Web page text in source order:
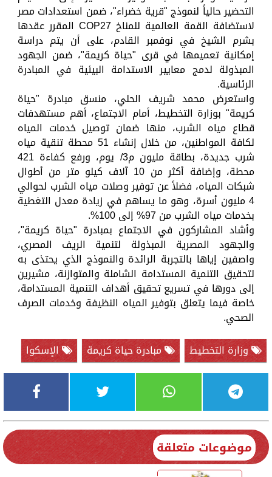
التحضير حالياً لنموذج "قرية خضراء"، ضمن استعدادات مصر
لاستضافة القمة العالمية للمناخ COP27 المقرر عقدها
بشرم الشيخ في نوفمبر القادم، على أن يتم دراسة
إمكانية تعميمها في قرى "حياة كريمة"، ضمن الجهود
المبذولة لدمج معايير الاستدامة البيئية في المبادرة
الرئاسية.
واستعرض محمد شريف الحلي، منسق مبادرة "حياة
كريمة" بوزارة التخطيط، أمام الاجتماع، أهم مستهدفات
قطاع مياه الشرب، منها ضمان توصيل خدمات المياه
لكافة المواطنين، من خلال إنشاء 51 محطة تنقية مياه
شرب جديدة، بطاقة مليون م3/ يوم، ورفع كفاءة 421
محطة، وإضافة أكثر من 10 آلاف كيلو متر من أطوال
شبكات المياه، فضلاً عن توفير وصلات مياه الشرب لحوالي
4 مليون أسرة، وهو ما يساهم في زيادة معدل التغطية
بخدمات مياه الشرب من 97% إلى 100%.
وأشاد المشاركون في الاجتماع بمبادرة "حياة كريمة"،
والجهود المصرية المبذولة لتنمية الريف المصري،
واصفين إياها بالتجربة الرائدة والنموذج الذي يحتذى به
لتحقيق التنمية المستدامة الشاملة والمتوازنة، مشيرين
إلى دورها في تسريع تحقيق أهداف التنمية المستدامة،
خاصة فيما يتعلق بتوفير المياه النظيفة وخدمات الصرف
الصحي.
وزارة التخطيط
مبادرة حياة كريمة الإسكوا
موضوعات متعلقة